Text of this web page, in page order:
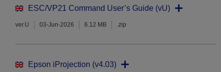
ESC/VP21 Command User’s Guide (vU)
ver.U 03-Jun-2026 6.12 MB .zip
Epson iProjection (v4.03)